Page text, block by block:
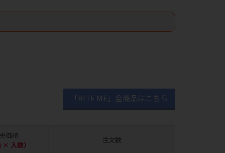
「BITE ME」全商品はこちら
価格
入数）
注文数